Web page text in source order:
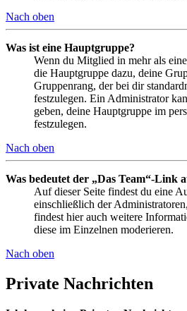
Nach oben
Was ist eine Hauptgruppe?
Wenn du Mitglied in mehr als
die Hauptgruppe dazu, deine
Gruppenrang, der bei dir
festzulegen. Ein Administrator
geben, deine Hauptgruppe im
festzulegen.
Nach oben
Was bedeutet der „Das Team“-Link
Auf dieser Seite findest du eine
einschließlich der
findest hier auch weitere
diese im Einzelnen moderieren.
Nach oben
Private Nachrichten